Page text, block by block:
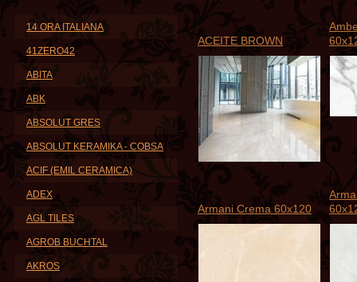
ACEITE BROWN
Armani Crema 60x120
14 ORA ITALIANA
41ZERO42
ABITA
ABK
ABSOLUT GRES
ABSOLUT KERAMIKA - COBSA
ACIF (EMIL CERAMICA)
ADEX
AGL TILES
AGROB BUCHTAL
AKROS